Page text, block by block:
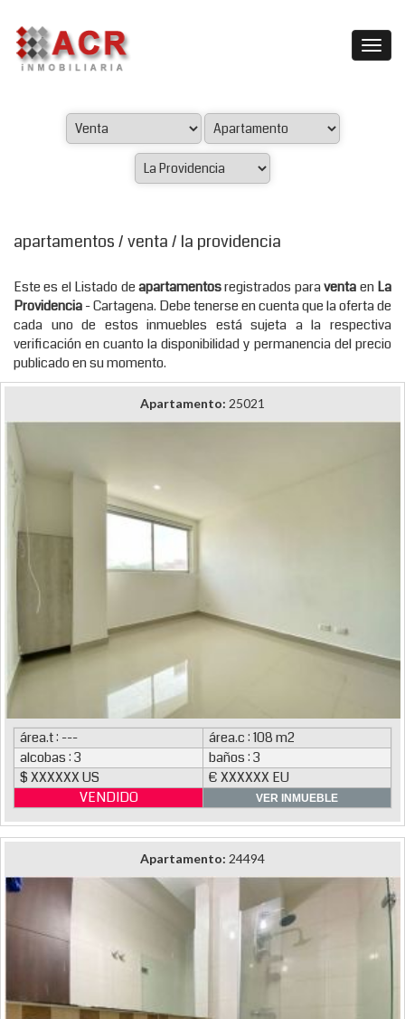
apartamentos / venta / la providencia
Este es el Listado deapartamentosregistrados paraventaenLa
Providencia- Cartagena. Debe tenerse en cuenta que la oferta de
cada uno de estos inmuebles está sujeta a la respectiva
verificación en cuanto la disponibilidad y permanencia del precio
publicado en su momento.
Apartamento: 25021
área.t : ---
área.c : 108 m2
alcobas : 3
baños : 3
$ XXXXXX US
€ XXXXXX EU
VENDIDO
VER INMUEBLE
Apartamento: 24494